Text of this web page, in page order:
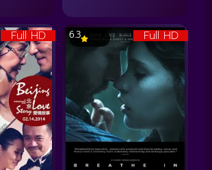
Full HD Full HD
6.3